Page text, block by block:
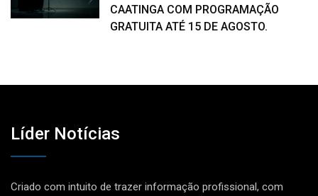
CAATINGA COM PROGRAMAÇÃO
GRATUITA ATÉ 15 DE AGOSTO.
Líder Notícias
Criado com intuito de trazer informação profissional, com